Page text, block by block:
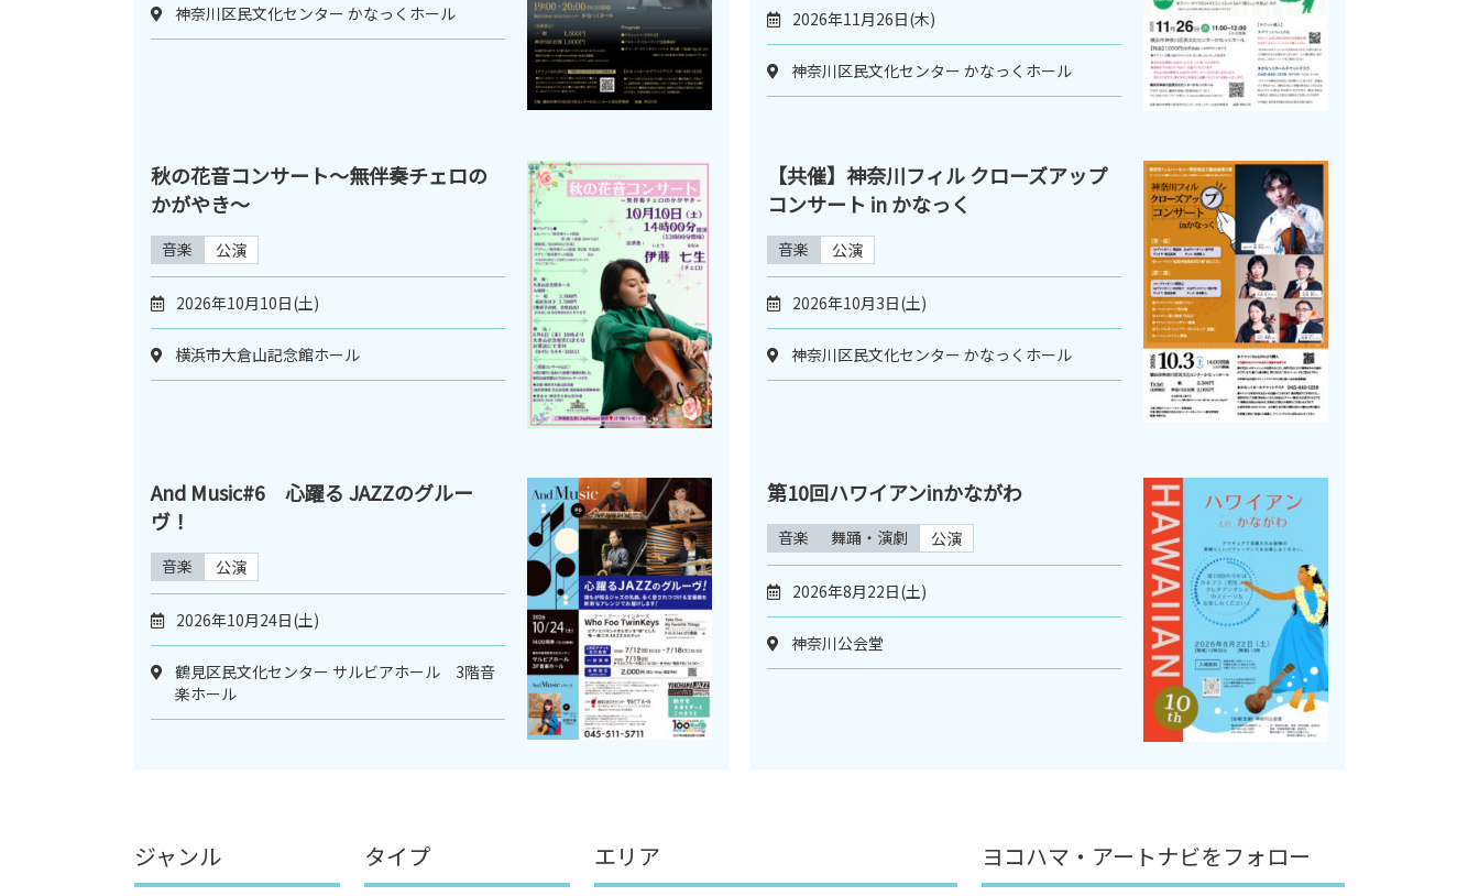
神奈川区民文化センター かなっくホール 2026年11月26日(木)
神奈川区民文化センター かなっくホール
秋の花音コンサート～無伴奏チェロの
かがやき～
音楽 公演
2026年10月10日(土)
横浜市大倉山記念館ホール
【共催】神奈川フィル クローズアップ
コンサート in かなっく
音楽 公演
2026年10月3日(土)
神奈川区民文化センター かなっくホール
And Music#6 心躍る JAZZのグルー
ヴ！
音楽 公演
2026年10月24日(土)
鶴見区民文化センター サルビアホール 3階音
楽ホール
第10回ハワイアンinかながわ
音楽 舞踊・演劇 公演
2026年8月22日(土)
神奈川公会堂
ジャンル タイプ エリア ヨコハマ・アートナビをフォロー